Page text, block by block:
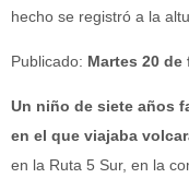
hecho se registró a la
Publicado: Martes 20 de
Un niño de siete años
en el que viajaba
en la Ruta 5 Sur, en la